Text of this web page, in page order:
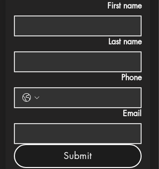
First name
Last name
Phone
Email
Submit